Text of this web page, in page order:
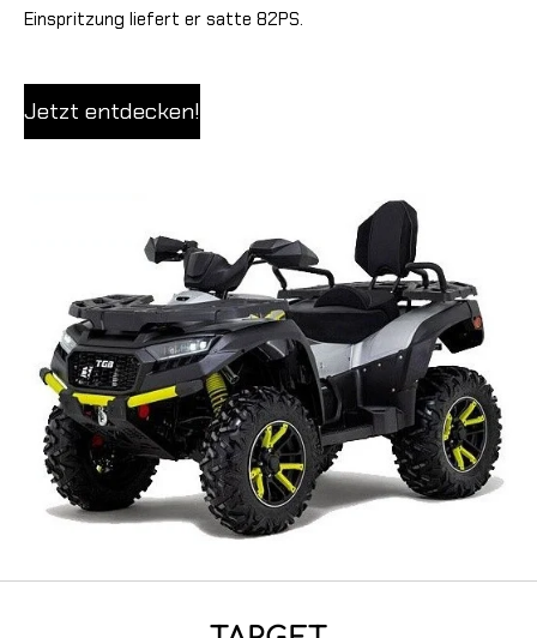
Einspritzung liefert er satte 82PS.
Jetzt entdecken!